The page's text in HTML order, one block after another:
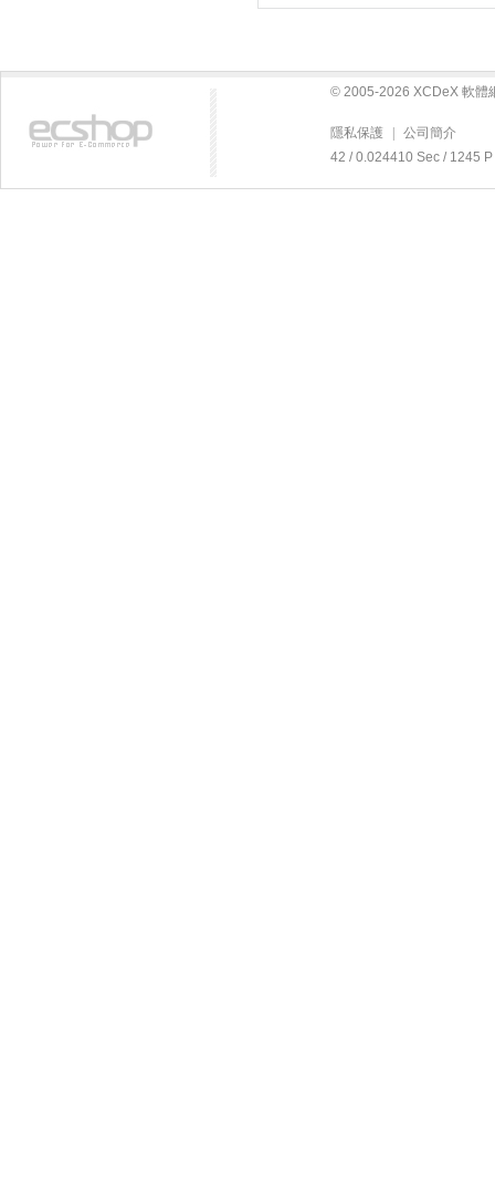
© 2005-2026 XCDeX 軟體
隱私保護
公司簡介
42 / 0.024410 Sec / 1245